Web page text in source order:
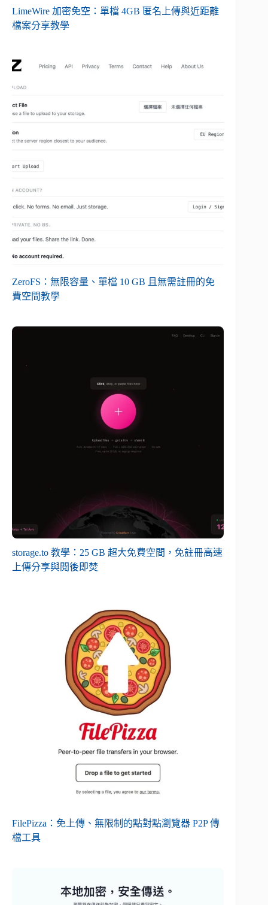
LimeWire 加密免空：單檔 4GB 匿名上傳與近距離
檔案分享教學
ZeroFS：無限容量、單檔 10 GB 且無需註冊的免
費空間教學
storage.to 教學：25 GB 超大免費空間，免註冊高速
上傳分享與閱後即焚
FilePizza：免上傳、無限制的點對點瀏覽器 P2P 傳
檔工具